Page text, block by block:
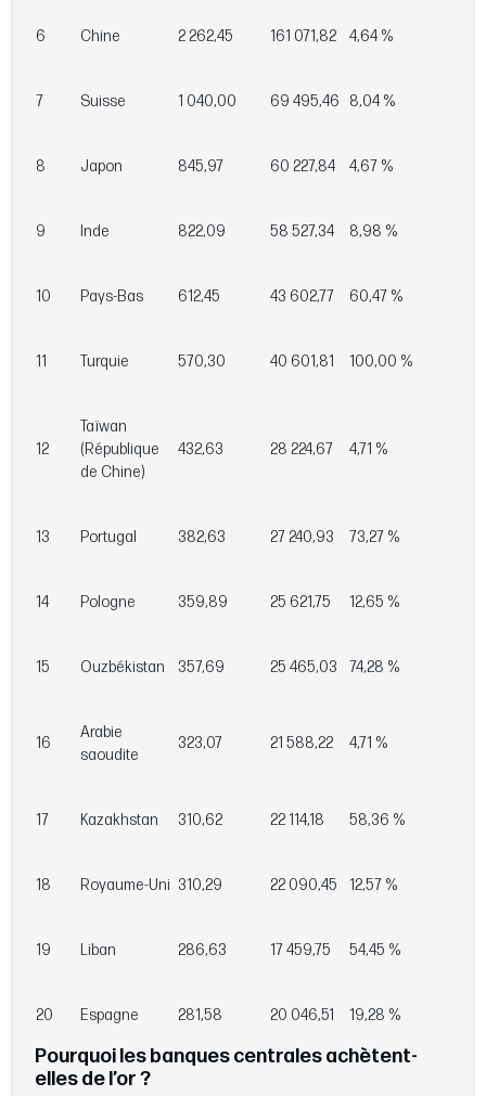
6 Chine 2 262,45 161 071,82 4,64 %
7 Suisse 1 040,00 69 495,46 8,04 %
8 Japon 845,97 60 227,84 4,67 %
9 Inde 822,09 58 527,34 8,98 %
10 Pays-Bas 612,45 43 602,77 60,47 %
11 Turquie 570,30 40 601,81 100,00 %
12
Taïwan
(République
de Chine)
432,63 28 224,67 4,71 %
13 Portugal 382,63 27 240,93 73,27 %
14 Pologne 359,89 25 621,75 12,65 %
15 Ouzbékistan 357,69 25 465,03 74,28 %
16
Arabie
saoudite
323,07 21 588,22 4,71 %
17 Kazakhstan 310,62 22 114,18 58,36 %
18 Royaume-Uni 310,29 22 090,45 12,57 %
19 Liban 286,63 17 459,75 54,45 %
20 Espagne 281,58 20 046,51 19,28 %
Pourquoi les banques centrales achètent-
elles de l’or ?